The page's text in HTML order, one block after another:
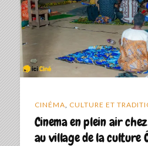
CINÉMA CULTURE ET
Cinema en plein air
au village de la culture